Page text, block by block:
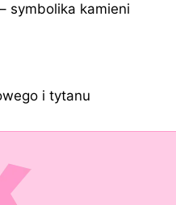
symbolika kamieni
i tytanu